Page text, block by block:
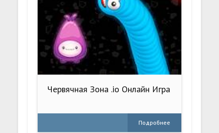
Червячная Зона .io Онлайн Игра
Подробнее